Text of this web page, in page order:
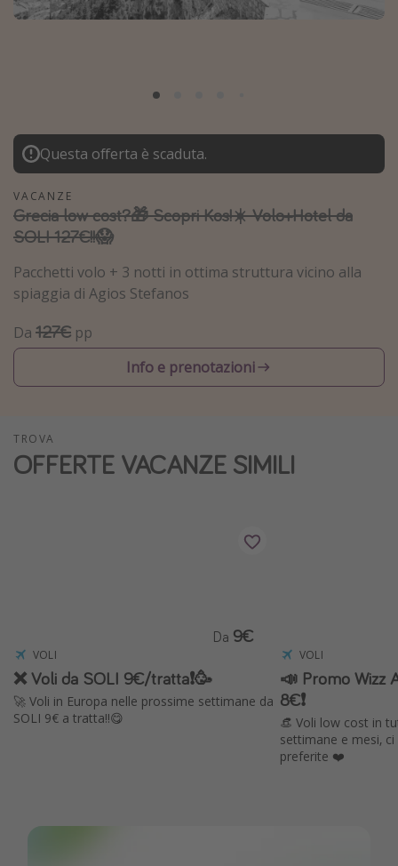
Grecia
Malta
Canarie
Capo Verde
Tipo di vacanza
Vacanze last minute
Vacanze all inclusive
Vacanze estate 2026
Vacanze di Pasqua 2026
Last minute capodanno
Viaggi per single
Città più visitate
Questa offerta è scaduta.
VACANZE
Grecia low cost?🎁 Scopri Kos!☀️ Volo+Hotel da
SOLI 127€!!😱
Pacchetti volo + 3 notti in ottima struttura vicino alla
spiaggia di Agios Stefanos
Da 127€ pp
Info e prenotazioni
TROVA
OFFERTE VACANZE SIMILI
VOLI
❌ Voli da SOLI 9€/tratta❗️🥳
🚀 Voli in Europa nelle prossime settimane da
SOLI 9€ a tratta!!😋
Da 9€
VOLI
📣 Promo Wizz
8€❗️
👒 Voli low cost in
settimane e mesi,
preferite ❤️